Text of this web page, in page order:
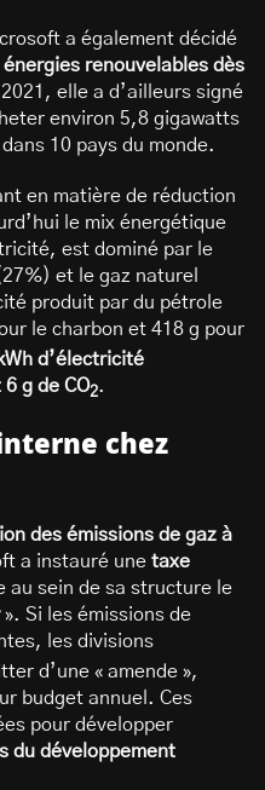
a également décidé
renouvelables dès
elle a d’ailleurs signé
environ 5,8 gigawatts
10 pays du monde.
en matière de réduction
le mix énergétique
est dominé par le
et le gaz naturel
produit par du pétrole
le charbon et 418 g pour
d’électricité
g de CO2.
chez
des émissions de gaz à
a instauré une taxe
au sein de sa structure le
». Si les émissions de
les divisions
d’une « amende »,
budget annuel. Ces
pour développer
du développement